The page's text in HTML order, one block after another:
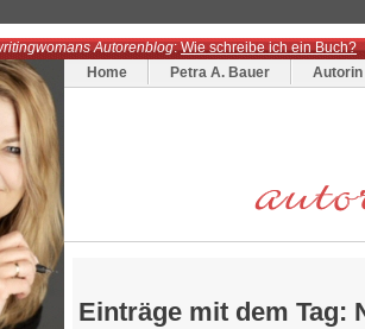
Autorenblog:Wie schreibe ich ein Buch?
Home
Petra A. Bauer Autorin
Einträge mit dem Tag: